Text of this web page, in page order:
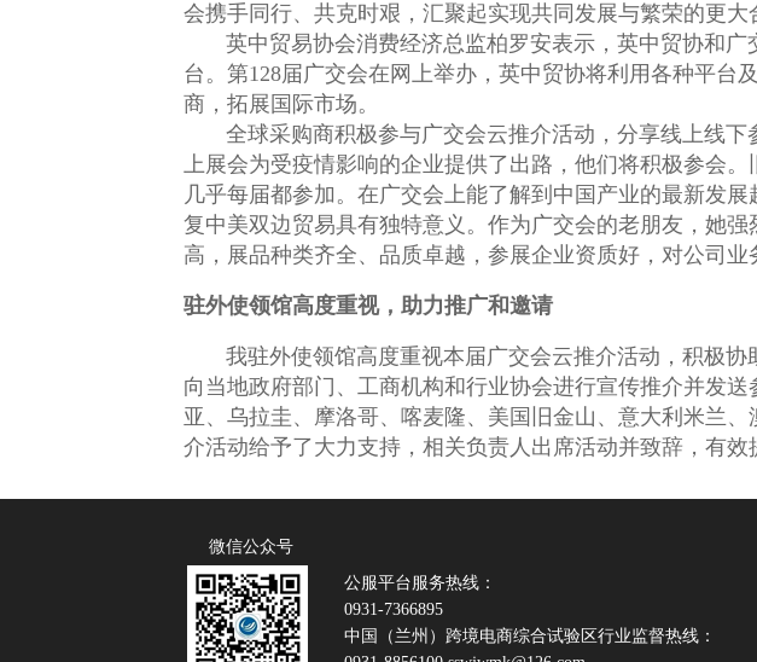
会携手同行、共克时艰，汇聚起实现共同发展与繁荣的更大
英中贸易协会消费经济总监柏罗安表示，英中贸协和
台。第128届广交会在网上举办，英中贸协将利用各种平
商，拓展国际市场。
全球采购商积极参与广交会云推介活动，分享线上线
上展会为受疫情影响的企业提供了出路，他们将积极参会
几乎每届都参加。在广交会上能了解到中国产业的最新发
复中美双边贸易具有独特意义。作为广交会的老朋友，她
高，展品种类齐全、品质卓越，参展企业资质好，对公司业
驻外使领馆高度重视，助力推广和邀请
我驻外使领馆高度重视本届广交会云推介活动，积极
向当地政府部门、工商机构和行业协会进行宣传推介并发
亚、乌拉圭、摩洛哥、喀麦隆、美国旧金山、意大利米兰
介活动给予了大力支持，相关负责人出席活动并致辞，有效
微信公众号
公服平台服务热线：
0931-7366895
中国（兰州）跨境电商综合试验区行业监督热线：